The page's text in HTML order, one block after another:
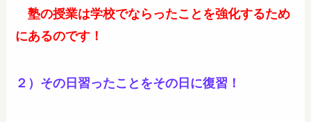
塾の授業は学校でならったことを強化するため
にあるのです！
２） その日習ったことをその日に復習！